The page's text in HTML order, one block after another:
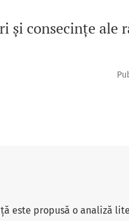
și consecințe ale
este propusă o analiză